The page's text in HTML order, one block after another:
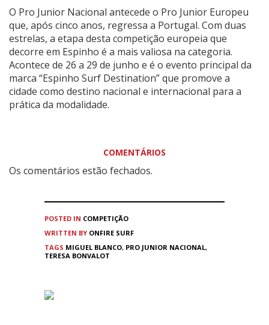
O Pro Junior Nacional antecede o Pro Junior Europeu
que, após cinco anos, regressa a Portugal. Com duas
estrelas, a etapa desta competição europeia que
decorre em Espinho é a mais valiosa na categoria.
Acontece de 26 a 29 de junho e é o evento principal da
marca “Espinho Surf Destination” que promove a
cidade como destino nacional e internacional para a
prática da modalidade.
COMENTÁRIOS
Os comentários estão fechados.
POSTED IN COMPETIÇÃO
WRITTEN BY ONFIRE SURF
TAGS MIGUEL BLANCO, PRO JUNIOR NACIONAL,
TERESA BONVALOT